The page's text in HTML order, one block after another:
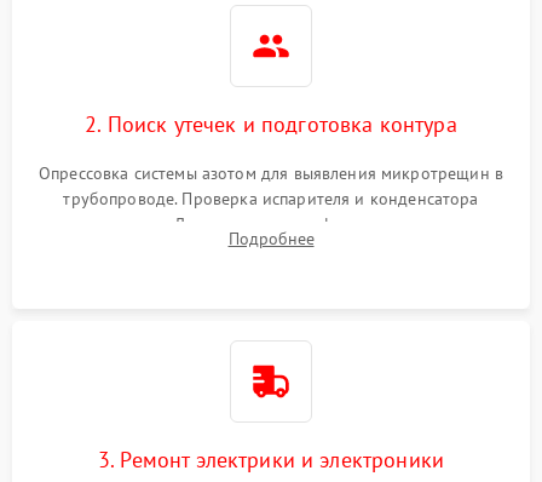
2. Поиск утечек и подготовка контура
Опрессовка системы азотом для выявления микротрещин в
трубопроводе. Проверка испарителя и конденсатора
течеискателем. Демонтаж старого фильтра-осушителя и
продувка капиллярной трубки для устранения засоров.
Подробнее
3. Ремонт электрики и электроники